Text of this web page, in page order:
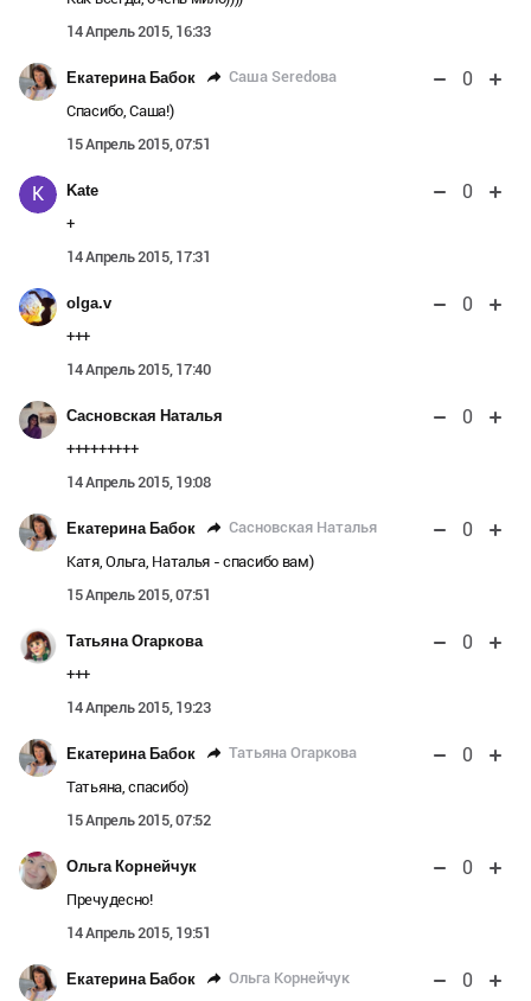
14 Апрель 2015, 16:33
Екатерина Бабок Саша Seredова 0
Спасибо, Саша!)
15 Апрель 2015, 07:51
K Kate 0
+
14 Апрель 2015, 17:31
olga.v 0
+++
14 Апрель 2015, 17:40
Сасновская Наталья 0
+++++++++
14 Апрель 2015, 19:08
Екатерина Бабок Сасновская Наталья 0
Катя, Ольга, Наталья - спасибо вам)
15 Апрель 2015, 07:51
Татьяна Огаркова 0
+++
14 Апрель 2015, 19:23
Екатерина Бабок Татьяна Огаркова 0
Татьяна, спасибо)
15 Апрель 2015, 07:52
Ольга Корнейчук 0
Пречудесно!
14 Апрель 2015, 19:51
Екатерина Бабок Ольга Корнейчук 0